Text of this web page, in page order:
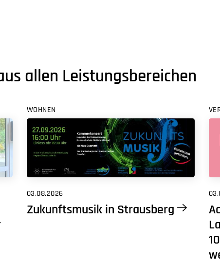
allen Leistungsbereichen
WOHNEN
03.08.2026
Zukunftsmusik in Strausberg